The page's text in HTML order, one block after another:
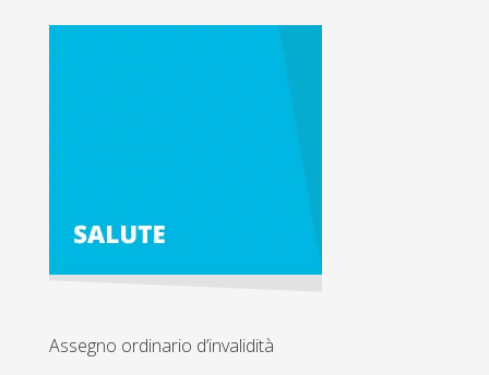
Assegno ordinario d’invalidità